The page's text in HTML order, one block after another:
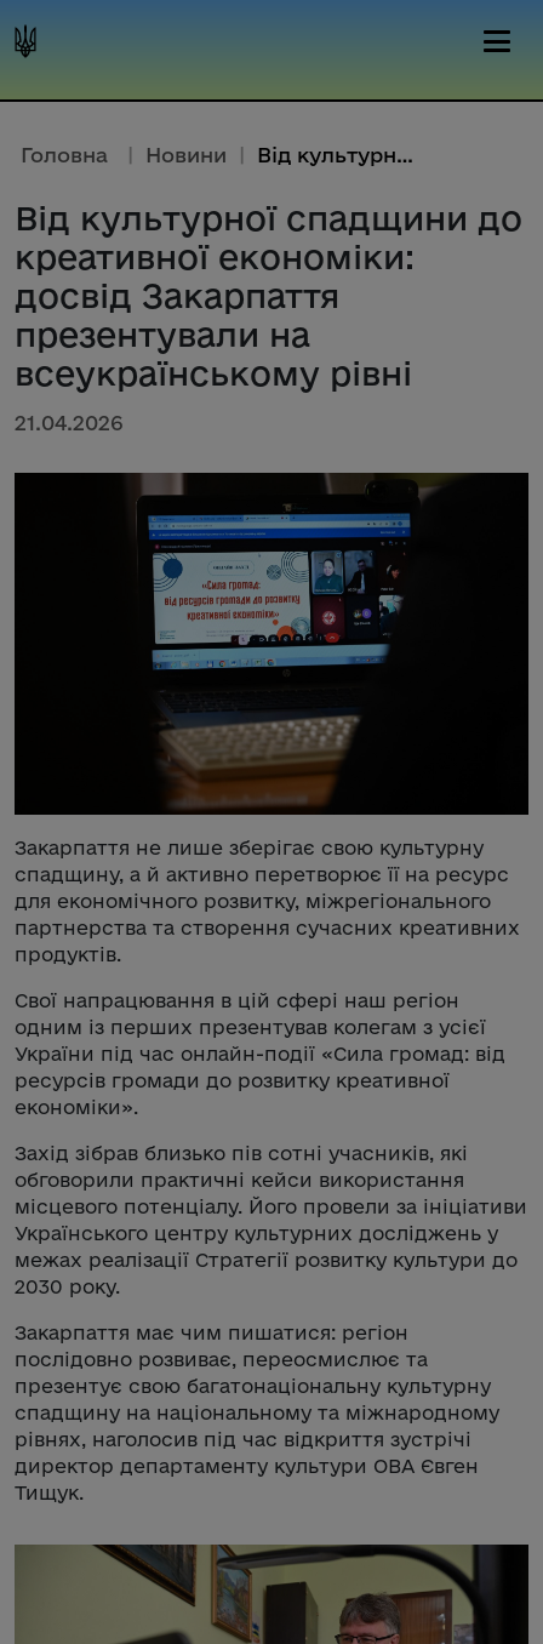
Головна | Новини | Від культурної спадщини до кре...
Від культурної спадщини до
креативної економіки:
досвід Закарпаття
презентували на
всеукраїнському рівні
21.04.2026
Закарпаття не лише зберігає свою культурну
спадщину, а й активно перетворює її на ресурс
для економічного розвитку, міжрегіонального
партнерства та створення сучасних креативних
продуктів.
Свої напрацювання в цій сфері наш регіон
одним із перших презентував колегам з усієї
України під час онлайн-події «Сила громад: від
ресурсів громади до розвитку креативної
економіки».
Захід зібрав близько пів сотні учасників, які
обговорили практичні кейси використання
місцевого потенціалу. Його провели за ініціативи
Українського центру культурних досліджень у
межах реалізації Стратегії розвитку культури до
2030 року.
Закарпаття має чим пишатися: регіон
послідовно розвиває, переосмислює та
презентує свою багатонаціональну культурну
спадщину на національному та міжнародному
рівнях, наголосив під час відкриття зустрічі
директор департаменту культури ОВА Євген
Тищук.